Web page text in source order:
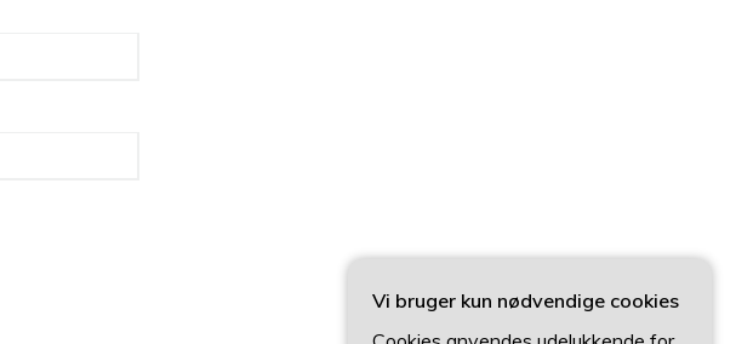
Vi bruger kun nødvendige cookies